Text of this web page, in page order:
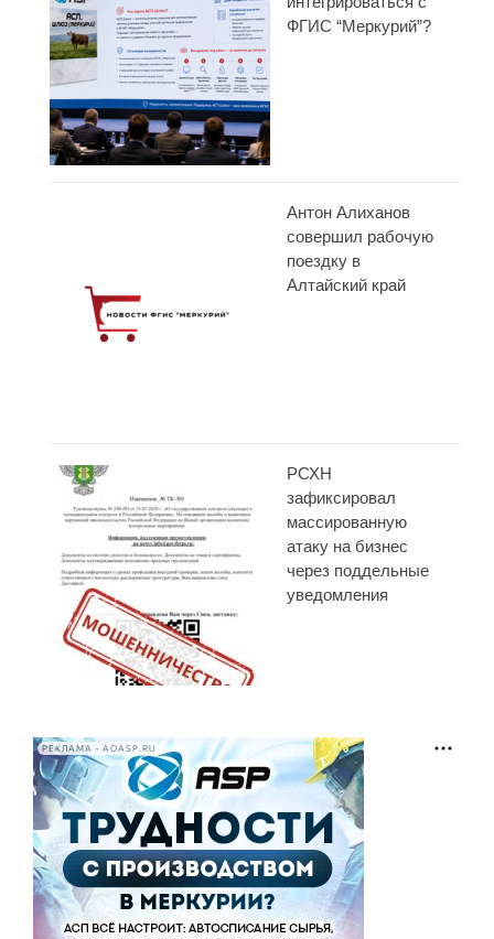
ФГИС “Меркурий”?
Антон Алиханов
совершил рабочую
поездку в
Алтайский край
РСХН
зафиксировал
массированную
атаку на бизнес
через поддельные
уведомления
РЕКЛАМА • AOASP.RU